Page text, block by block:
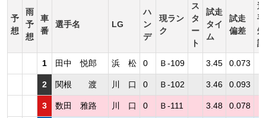
予
想
雨
予
想
車
番
選手名 LG
ハ
ン
デ
現ラン
ク
ス
タ
ー
ト
試走
タイ
ム
試走
偏差
選
手
短
評
1 田中 悦郎 浜 松 0 Ｂ-109 3.45 0.073
2 関根 渡 川 口 0 Ｂ-102 3.46 0.093
3 数田 雅路 川 口 0 Ｂ-111 3.48 0.078